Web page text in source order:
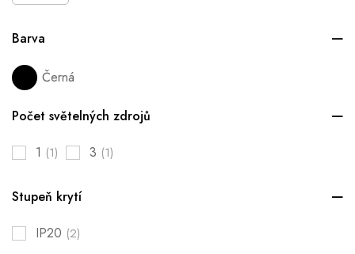
Barva
Černá
Počet světelných zdrojů
1 (1) 3 (1)
Stupeň krytí
IP20 (2)